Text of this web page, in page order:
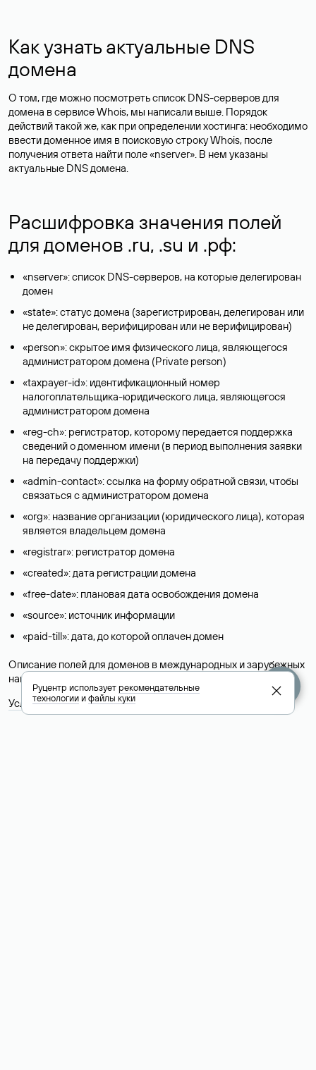
Как узнать актуальные DNS
домена
О том, где можно посмотреть список DNS-серверов для
домена в сервисе Whois, мы написали выше. Порядок
действий такой же, как при определении хостинга: необходимо
ввести доменное имя в поисковую строку Whois, после
получения ответа найти поле «nserver». В нем указаны
актуальные DNS домена.
Расшифровка значения полей
для доменов .ru, .su и .рф:
«nserver»: список DNS-серверов, на которые делегирован
домен
«state»: статус домена (зарегистрирован, делегирован или
не делегирован, верифицирован или не верифицирован)
«person»: скрытое имя физического лица, являющегося
администратором домена (Privatе person)
«taxpayer-id»: идентификационный номер
налогоплательщика-юридического лица, являющегося
администратором домена
«reg-ch»: регистратор, которому передается поддержка
сведений о доменном имени (в период выполнения заявки
на передачу поддержки)
«admin-contact»: ссылка на форму обратной связи, чтобы
связаться с администратором домена
«org»: название организации (юридического лица), которая
является владельцем домена
«registrar»: регистратор домена
«created»: дата регистрации домена
«free-date»: плановая дата освобождения домена
«source»: источник информации
«paid-till»: дата, до которой оплачен домен
Описание полей для доменов в международных и зарубежных
национальных доменах представлены в разделе «
».
Условия использования Whois-сервиса
Руцентр используетрекомендательные
технологииифайлы куки